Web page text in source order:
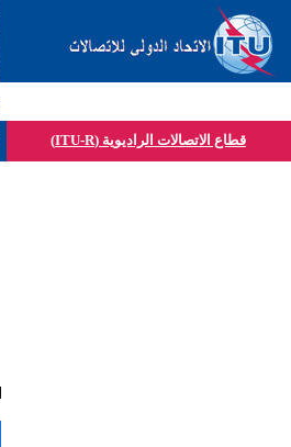
قطاع الاتصالات الراديوية (ITU-R)